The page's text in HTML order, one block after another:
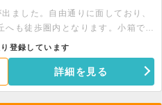
ました。自由通りに面しており、
も徒歩圏内となります。小箱で、
ます。まずはお問い合わせ下さい。
登録しています
詳細を見る